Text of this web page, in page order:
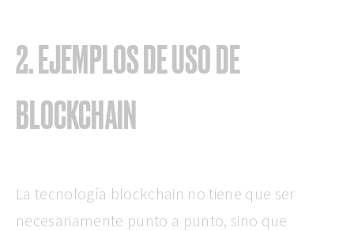
2. EJEMPLOS DE USO DE
BLOCKCHAIN
La tecnología blockchain no tiene que ser
necesariamente punto a punto, sino que